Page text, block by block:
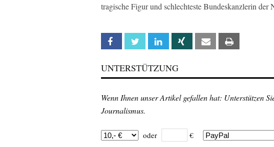
tragische Figur und schlechteste Bundeskanzlerin der
Facebook Twitter Linkedin Xing Email
UNTERSTÜTZUNG
Wenn Ihnen unser Artikel gefallen hat: Unterstützen
Journalismus.
oder €